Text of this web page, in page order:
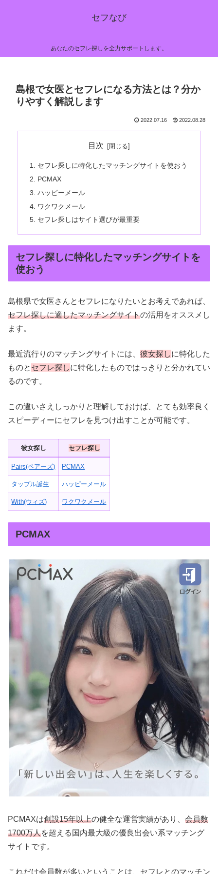
セフなび
あなたのセフレ探しを全力サポートします。
島根で女医とセフレになる方法とは？分か
りやすく解説します
2022.07.16 2022.08.28
目次
セフレ探しに特化したマッチングサイトを使おう
PCMAX
ハッピーメール
ワクワクメール
セフレ探しはサイト選びが最重要
セフレ探しに特化したマッチングサイトを
使おう
島根県で女医さんとセフレになりたいとお考えであれば、
セフレ探しに適したマッチングサイトの活用をオススメし
ます。
最近流行りのマッチングサイトには、 彼女探しに特化した
ものと セフレ探しに特化したものではっきりと分かれてい
るのです。
この違いさえしっかりと理解しておけば、とても効率良く
スピーディーにセフレを見つけ出すことが可能です。
彼女探し セフレ探し
Pairs(ペアーズ) PCMAX
タップル誕生 ハッピーメール
With(ウィズ) ワクワクメール
PCMAX
PCMAXは創設15年以上の健全な運営実績があり、 会員数
1700万人を超える国内最大級の優良出会い系マッチング
サイトです。
これだけ会員数が多いということは、セフレとのマッチン